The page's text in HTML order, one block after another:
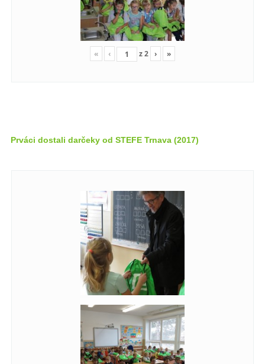
« ‹ z2 › »
Prváci dostali darčeky od STEFE Trnava (2017)